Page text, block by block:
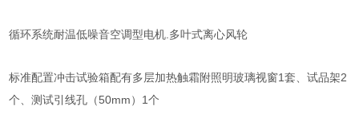
循环系统耐温低噪音空调型电机 多叶式离心风轮
标准配置冲击试验箱配有多层加热触霜附照明玻璃视窗1套、试品架2
个、测试引线孔（50mm） 1个